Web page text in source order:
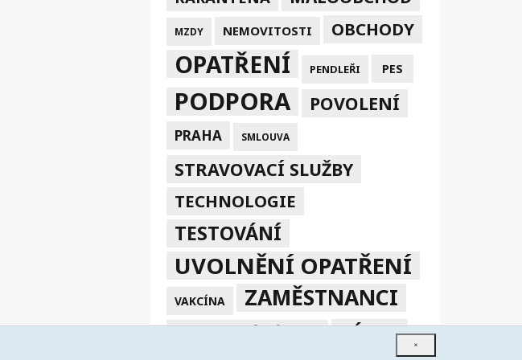
MZDY NEMOVITOSTI OBCHODY
OPATŘENÍ PENDLEŘI PES
PODPORA POVOLENÍ
PRAHA SMLOUVA
STRAVOVACÍ SLUŽBY
TECHNOLOGIE
TESTOVÁNÍ
UVOLNĚNÍ OPATŘENÍ
VAKCÍNA ZAMĚSTNANCI
ZÁKAZ
×